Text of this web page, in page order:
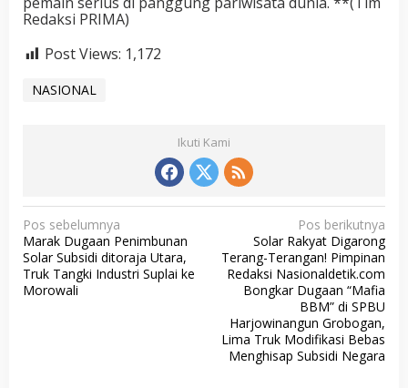
Redaksi PRIMA)
Post Views: 1,172
NASIONAL
Ikuti Kami
N
a
v
i
Pos sebelumnya
Marak Dugaan Penimbunan
Solar Subsidi ditoraja Utara,
Truk Tangki Industri Suplai ke
Morowali
Pos berikutnya
Solar Rakyat Digarong
Terang-Terangan! Pimpinan
Redaksi Nasionaldetik.com
Bongkar Dugaan “Mafia
BBM” di SPBU
Harjowinangun Grobogan,
Lima Truk Modifikasi Bebas
Menghisap Subsidi Negara